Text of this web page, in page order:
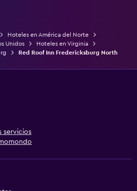
Hoteles en América del Norte
Unidos
Hoteles en Virginia
Red Roof Inn Fredericksburg North
servicios